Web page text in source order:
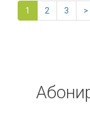
1 2 3 >